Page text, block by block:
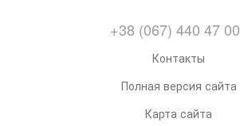
+38 (067) 440 47 00
Контакты
Полная версия сайта
Карта сайта